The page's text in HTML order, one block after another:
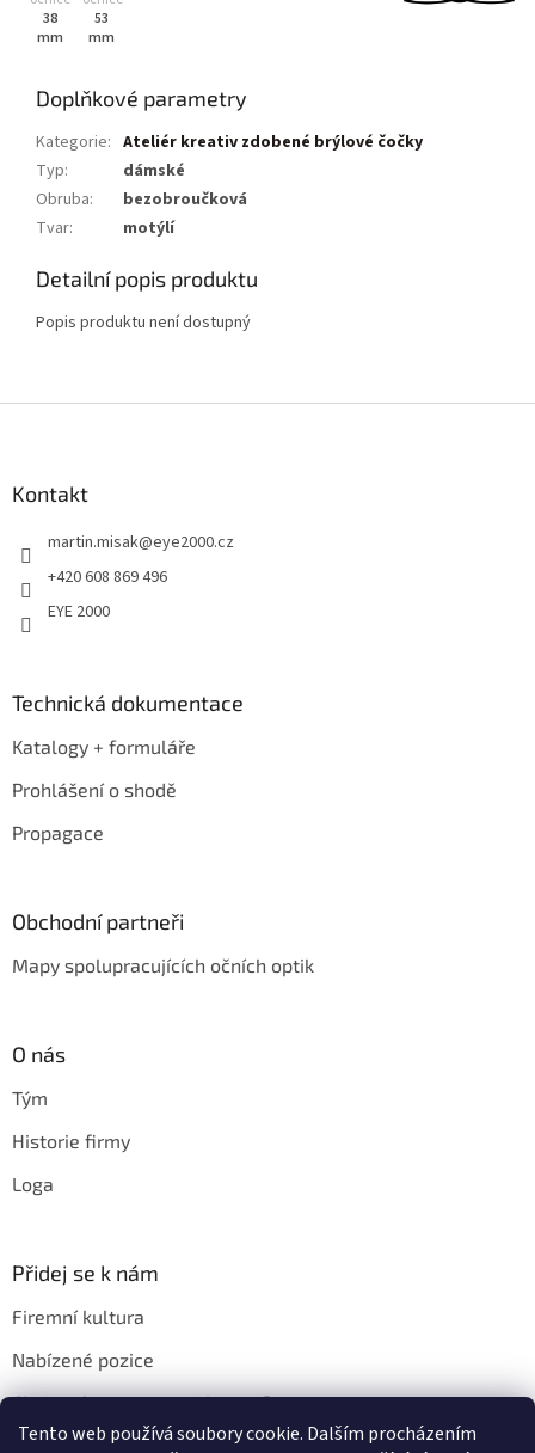
Tento web používá soubory cookie. Dalším procházením
38
mm
53
mm
Doplňkové parametry
Kategorie: Ateliér kreativ zdobené brýlové čočky
Typ:
dámské
Obruba:
bezobroučková
Tvar: motýlí
Detailní popis produktu
Popis produktu není dostupný
Kontakt
martin.misak@eye2000.cz
+420 608 869 496
EYE 2000
Technická dokumentace
Katalogy + formuláře
Prohlášení o shodě
Propagace
Obchodní partneři
Mapy spolupracujících očních optik
O nás
Tým
Historie firmy
Loga
Přidej se k nám
Firemní kultura
Nabízené pozice
Chci u vás pracovat. Jak na to?